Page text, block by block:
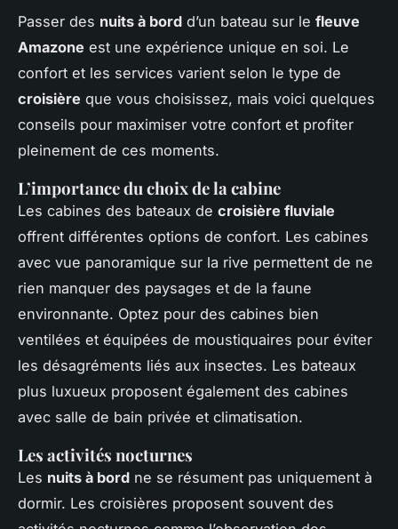
Passer des nuits à bord d’un bateau sur le fleuve
Amazone est une expérience unique en soi. Le
confort et les services varient selon le type de
croisière que vous choisissez, mais voici quelques
conseils pour maximiser votre confort et profiter
pleinement de ces moments.
L’importance du choix de la cabine
Les cabines des bateaux de croisière fluviale
offrent différentes options de confort. Les cabines
avec vue panoramique sur la rive permettent de ne
rien manquer des paysages et de la faune
environnante. Optez pour des cabines bien
ventilées et équipées de moustiquaires pour éviter
les désagréments liés aux insectes. Les bateaux
plus luxueux proposent également des cabines
avec salle de bain privée et climatisation.
Les activités nocturnes
Les nuits à bord ne se résument pas uniquement à
dormir. Les croisières proposent souvent des